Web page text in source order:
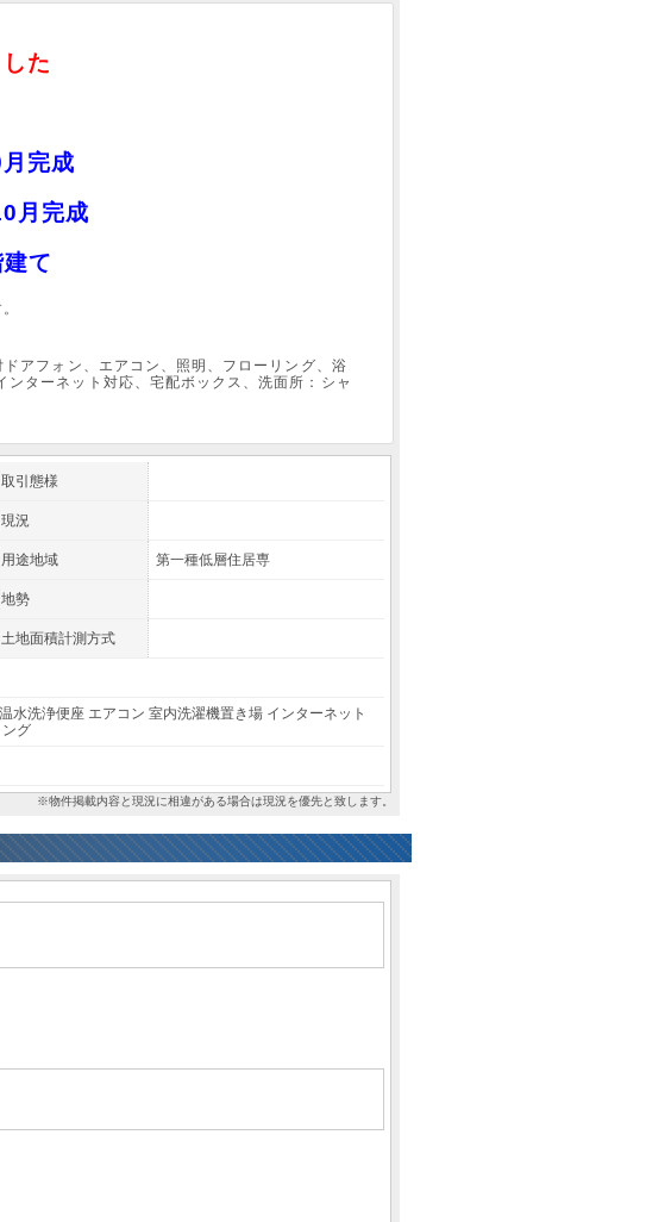
た
完成
月完成
て
アフォン、エアコン、照明、フローリング、浴
ターネット対応、宅配ボックス、洗面所：シャ
取引態様
現況
用途地域 第一種低層住居専
地勢
土地面積計測方式
温水洗浄便座 エアコン 室内洗濯機置き場 インターネット
グ
※物件掲載内容と現況に相違がある場合は現況を優先と致します。